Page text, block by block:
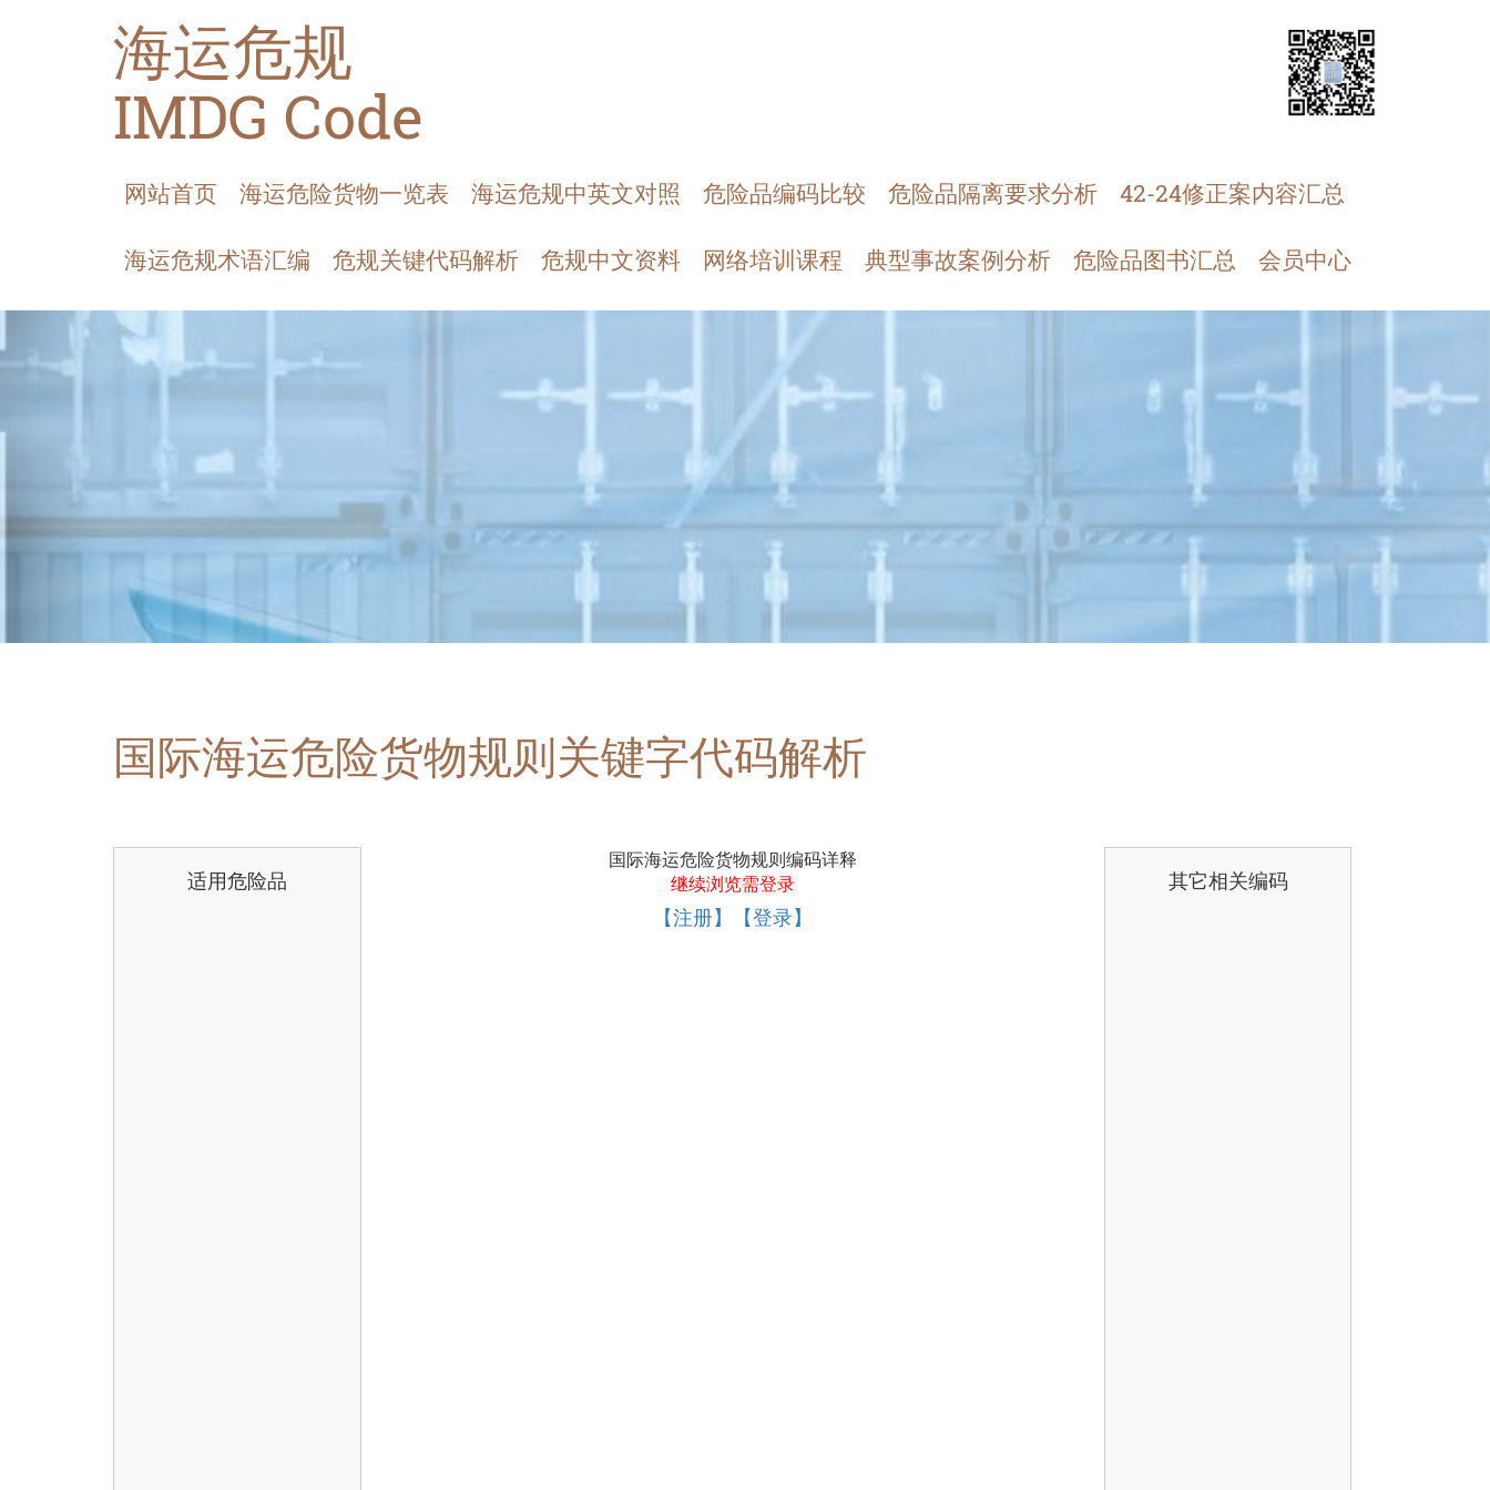
海运危规
IMDG Code
网站首页 海运危险货物一览表 海运危规中英文对照 危险品编码比较 危险品隔离要求分析 42-24修正案内容汇总
海运危规术语汇编 危规关键代码解析 危规中文资料 网络培训课程 典型事故案例分析 危险品图书汇总 会员中心
国际海运危险货物规则关键字代码解析
适用危险品
国际海运危险货物规则编码详释
继续浏览需登录
【注册】【登录】
其它相关编码